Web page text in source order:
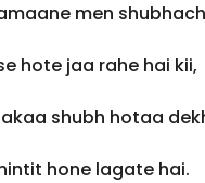
men
hote jaa rahe hai kii,
shubh hotaa
hone lagate hai.